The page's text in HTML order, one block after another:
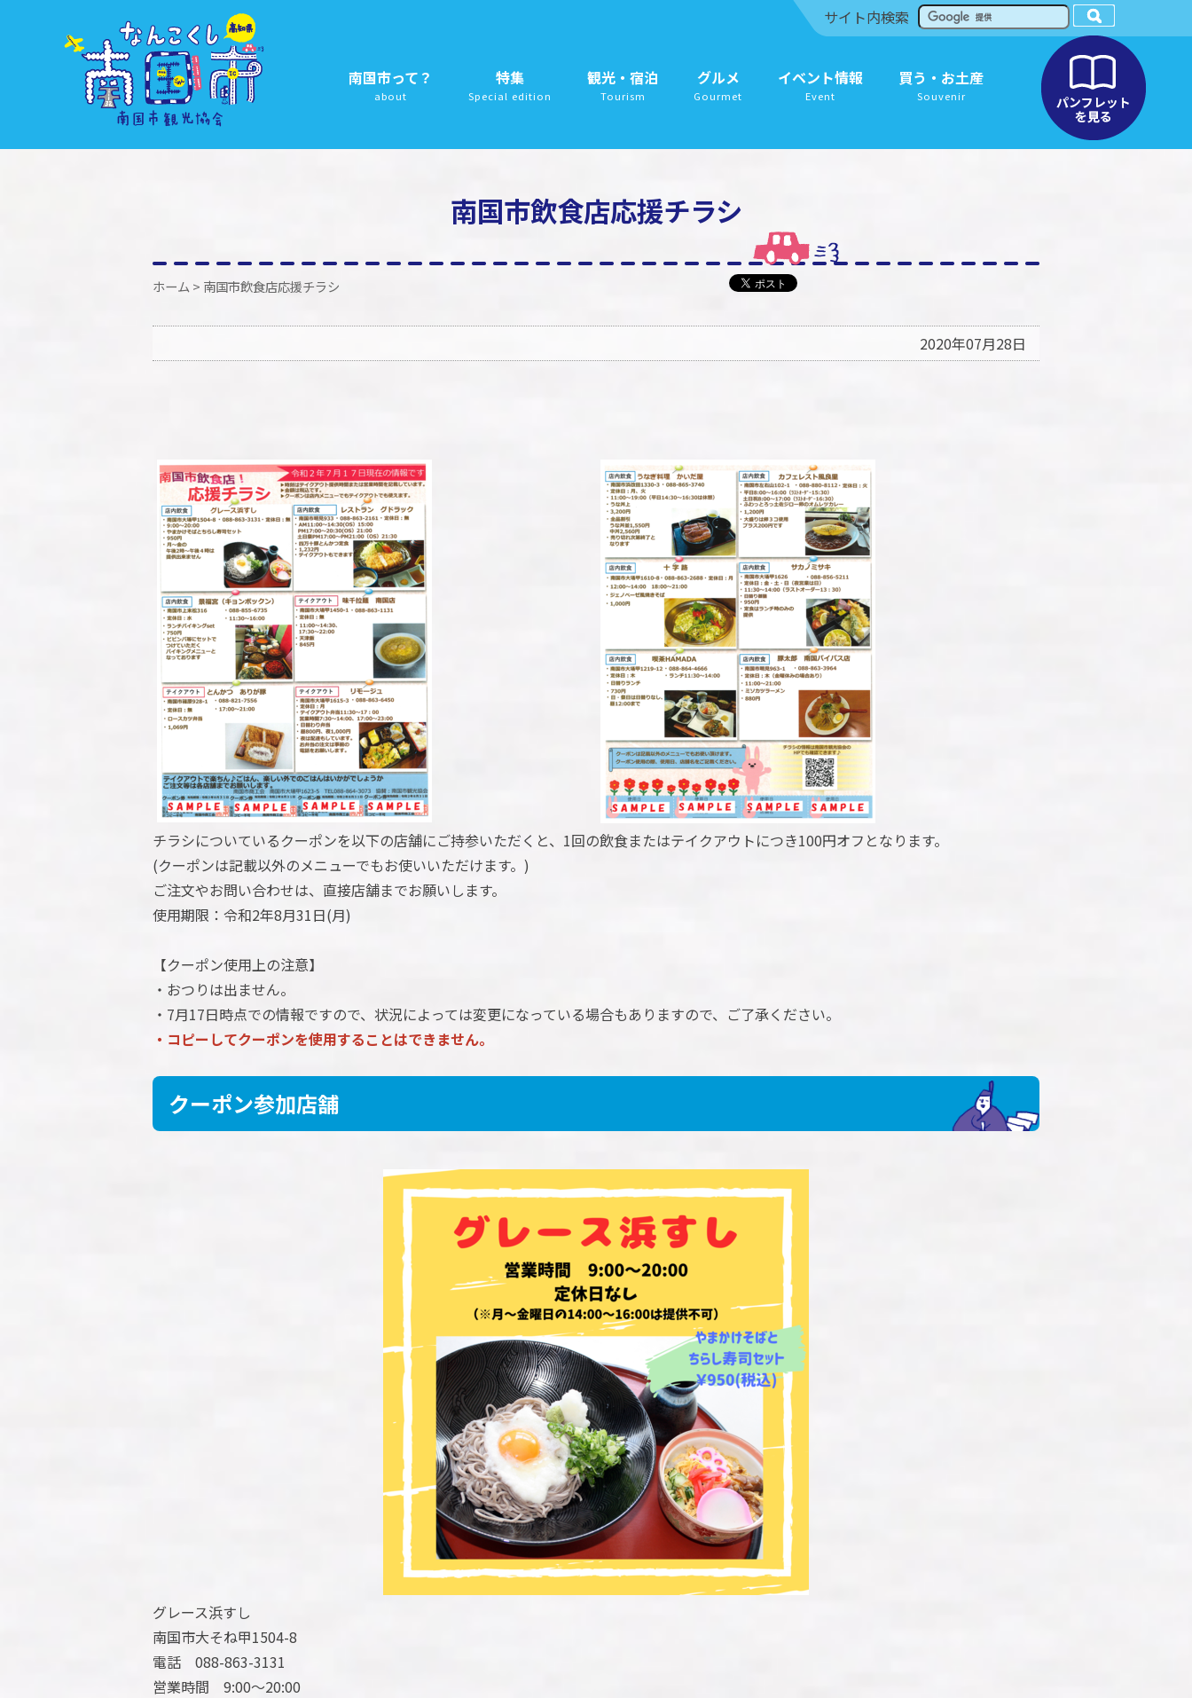
サイト内検索
南国市って？
about
特集
Special edition
観光・宿泊
Tourism
グルメ
Gourmet
イベント情報
Event
買う・お土産
Souvenir
南国市飲食店応援チラシ
ホーム > 南国市飲食店応援チラシ
2020年07月28日
チラシについているクーポンを以下の店舗にご持参いただくと、1回の飲食またはテイクアウトにつき100円オフとなります。
(クーポンは記載以外のメニューでもお使いいただけます。)
ご注文やお問い合わせは、直接店舗までお願いします。
使用期限：令和2年8月31日(月)
【クーポン使用上の注意】
・おつりは出ません。
・7月17日時点での情報ですので、状況によっては変更になっている場合もありますので、ご了承ください。
・コピーしてクーポンを使用することはできません。
クーポン参加店舗
グレース浜すし
南国市大そね甲1504-8
電話 088-863-3131
営業時間 9:00～20:00